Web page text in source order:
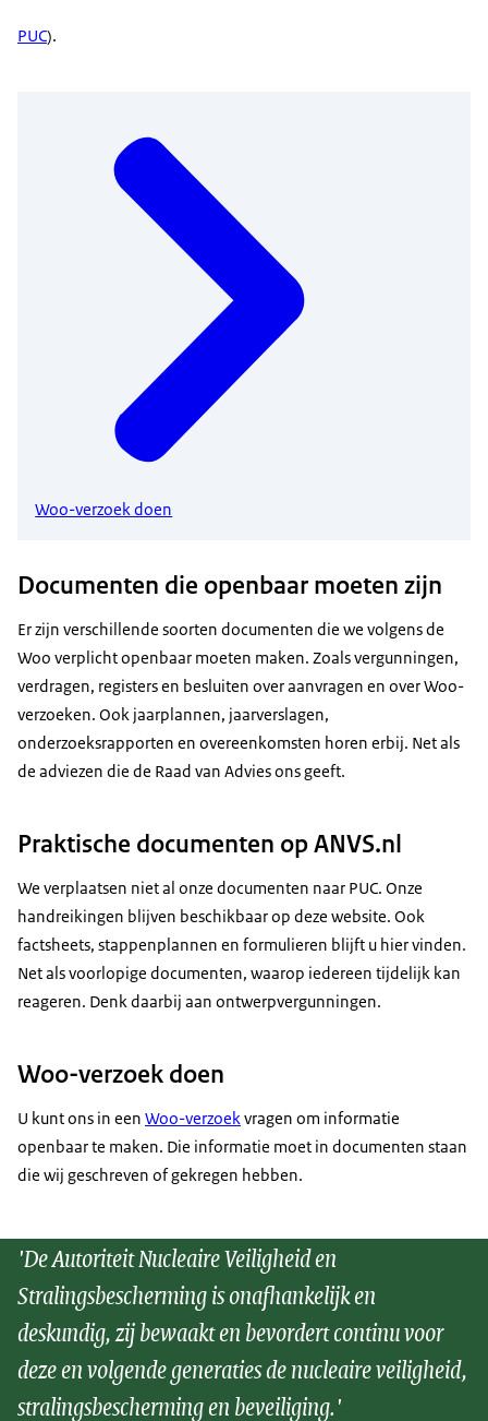
PUC).
Woo-verzoek doen
Documenten die openbaar moeten zijn
Er zijn verschillende soorten documenten die we volgens de
Woo verplicht openbaar moeten maken. Zoals vergunningen,
verdragen, registers en besluiten over aanvragen en over Woo-
verzoeken. Ook jaarplannen, jaarverslagen,
onderzoeksrapporten en overeenkomsten horen erbij. Net als
de adviezen die de Raad van Adviesons geeft.
Praktische documenten op ANVS.nl
We verplaatsen niet al onze documenten naar PUC. Onze
handreikingen blijven beschikbaar op deze website. Ook
factsheets, stappenplannen en formulieren blijft u hier vinden.
Net als voorlopige documenten, waarop iedereen tijdelijk kan
reageren. Denk daarbij aan ontwerpvergunningen.
Woo-verzoek doen
U kunt ons in een Woo-verzoekvragen om informatie
openbaar te maken. Die informatie moet in documenten staan
die wij geschreven of gekregen hebben.
'De Autoriteit Nucleaire Veiligheid en
Stralingsbescherming is onafhankelijk en
deskundig, zij bewaakt en bevordert continu voor
deze en volgende generaties de nucleaire veiligheid,
stralingsbescherming en beveiliging.'